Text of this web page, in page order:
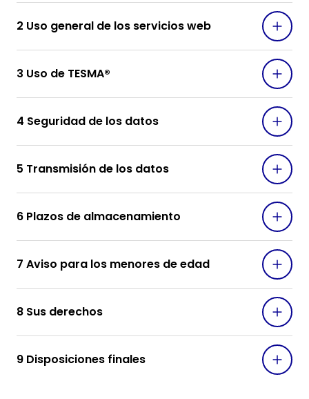
2 Uso general de los servicios web
3 Uso de TESMA®
4 Seguridad de los datos
5 Transmisión de los datos
6 Plazos de almacenamiento
7 Aviso para los menores de edad
8 Sus derechos
9 Disposiciones finales